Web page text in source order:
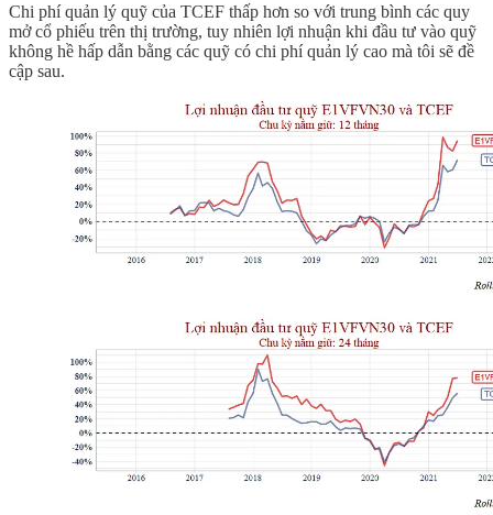
Chi phí quản lý quỹ của TCEF thấp hơn so với trung bình các quy
mở cổ phiếu trên thị trường, tuy nhiên lợi nhuận khi đầu tư vào quỹ
không hề hấp dẫn bằng các quỹ có chi phí quản lý cao mà tôi sẽ đề
cập sau.